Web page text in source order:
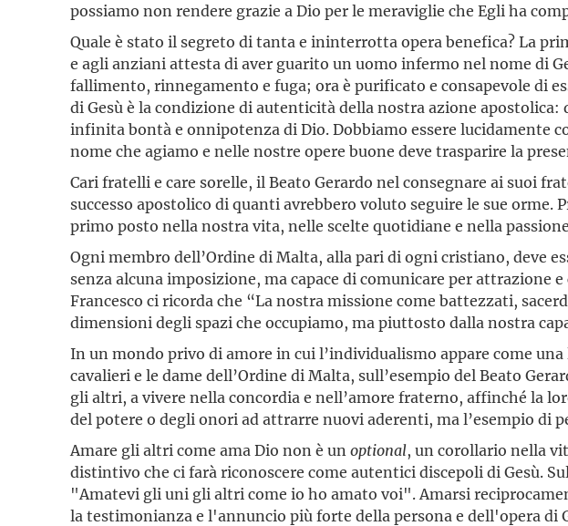
possiamo non rendere grazie a Dio per le meraviglie che Egli ha
Quale è stato il segreto di tanta e ininterrotta opera benefica? La
e agli anziani attesta di aver guarito un uomo infermo nel nome di
fallimento, rinnegamento e fuga; ora è purificato e consapevole di
di Gesù è la condizione di autenticità della nostra azione
infinita bontà e onnipotenza di Dio. Dobbiamo essere lucidamente
nome che agiamo e nelle nostre opere buone deve trasparire la
Cari fratelli e care sorelle, il Beato Gerardo nel consegnare ai suoi
successo apostolico di quanti avrebbero voluto seguire le sue
primo posto nella nostra vita, nelle scelte quotidiane e nella
Ogni membro dell’Ordine di Malta, alla pari di ogni cristiano, deve
senza alcuna imposizione, ma capace di comunicare per attrazione
Francesco ci ricorda che “La nostra missione come battezzati,
dimensioni degli spazi che occupiamo, ma piuttosto dalla nostra
In un mondo privo di amore in cui l’individualismo appare come
cavalieri e le dame dell’Ordine di Malta, sull’esempio del Beato
gli altri, a vivere nella concordia e nell’amore fraterno, affinché la
del potere o degli onori ad attrarre nuovi aderenti, ma l’esempio di
Amare gli altri come ama Dio non è un optional, un corollario nella
distintivo che ci farà riconoscere come autentici discepoli di Gesù.
"Amatevi gli uni gli altri come io ho amato voi". Amarsi
la testimonianza e l'annuncio più forte della persona e dell'opera di